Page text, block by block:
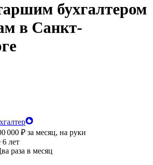
бухгалтером
в Санкт-
000 ₽ за месяц, на руки
лет
раза в месяц